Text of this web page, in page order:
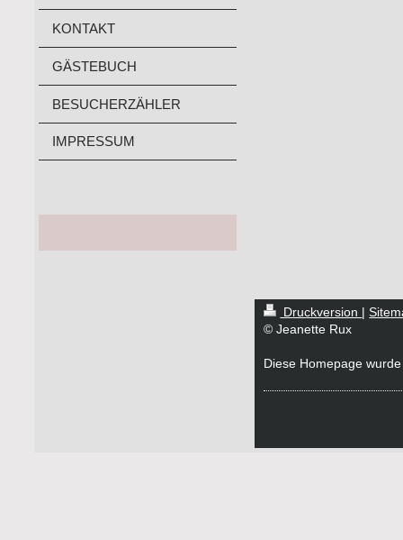
KONTAKT
GÄSTEBUCH
BESUCHERZÄHLER
IMPRESSUM
Druckversion |
© Jeanette Rux
Diese Homepage